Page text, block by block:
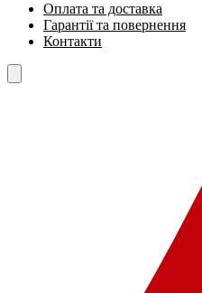
Оплата та доставка
Гарантії та повернення
Контакти